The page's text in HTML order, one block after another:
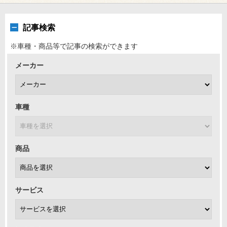
記事検索
※車種・商品等で記事の検索ができます
メーカー
車種
商品
サービス